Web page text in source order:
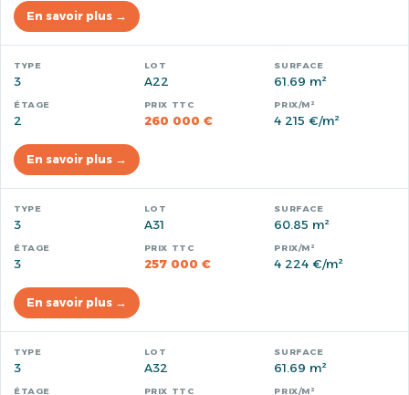
En savoir plus →
3 A22 61.69 m²
2 260 000 € 4 215 €/m²
En savoir plus →
3 A31 60.85 m²
3 257 000 € 4 224 €/m²
En savoir plus →
3 A32 61.69 m²